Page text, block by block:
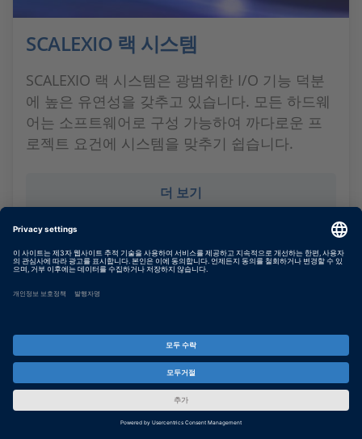
SCALEXIO 랙 시스템
SCALEXIO 랙 시스템은 광범위한 I/O 기능 덕분
에 높은 유연성을 갖추고 있습니다. 모든 하드웨
어는 소프트웨어로 구성 가능하여 까다로운 프
로젝트 요건에 시스템을 맞추기 쉽습니다.
더 보기